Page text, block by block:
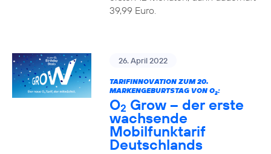
39,99 Euro.
26. April 2022
TARIFINNOVATION ZUM 20.
MARKENGEBURTSTAG VON O2:
O2 Grow – der erste
wachsende
Mobilfunktarif
Deutschlands